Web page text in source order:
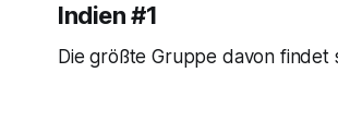
Indien #1
Die größte Gruppe davon